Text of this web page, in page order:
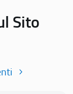
Sito